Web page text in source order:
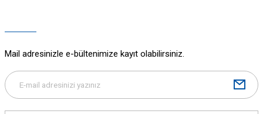
Bu ürüne benzer farklı alternatifler olmalı.
Mail adresinizle e-bültenimize kayıt olabilirsiniz.